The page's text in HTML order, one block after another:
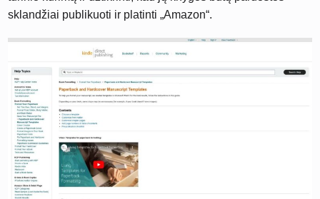
sklandžiai publikuoti ir platinti „Amazon“.